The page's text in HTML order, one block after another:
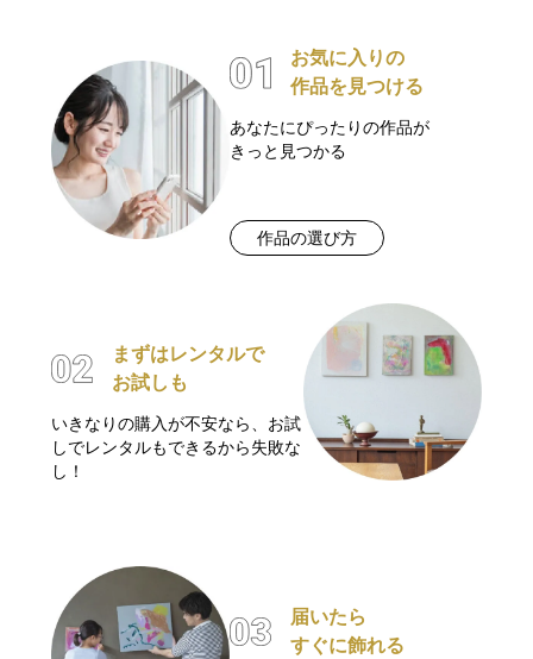
お気に入りの
作品を見つける
あなたにぴったりの作品が
きっと見つかる
作品の選び方
まずはレンタルで
お試しも
いきなりの購入が不安なら、お試
しでレンタルもできるから失敗な
し！
届いたら
すぐに飾れる